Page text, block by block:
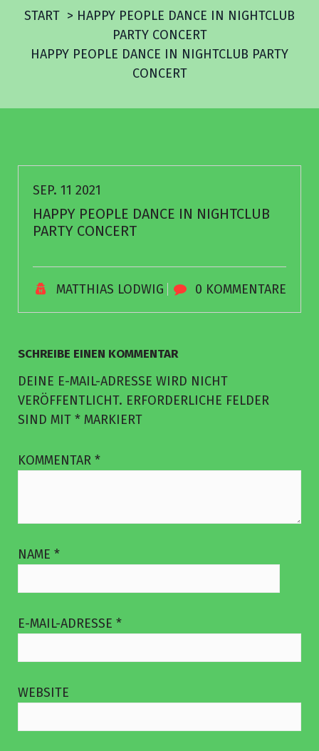
START > HAPPY PEOPLE DANCE IN NIGHTCLUB
PARTY CONCERT
HAPPY PEOPLE DANCE IN NIGHTCLUB PARTY
CONCERT
SEP. 11 2021
HAPPY PEOPLE DANCE IN NIGHTCLUB
PARTY CONCERT
MATTHIAS LODWIG 0 KOMMENTARE
SCHREIBE EINEN KOMMENTAR
DEINE E-MAIL-ADRESSE WIRD NICHT
VERÖFFENTLICHT. ERFORDERLICHE FELDER
SIND MIT * MARKIERT
KOMMENTAR *
NAME *
E-MAIL-ADRESSE *
WEBSITE